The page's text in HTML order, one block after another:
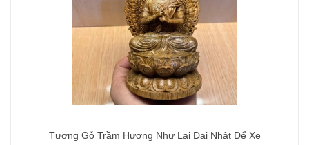
Tượng Gỗ Trầm Hương Như Lai Đại Nhật Để Xe